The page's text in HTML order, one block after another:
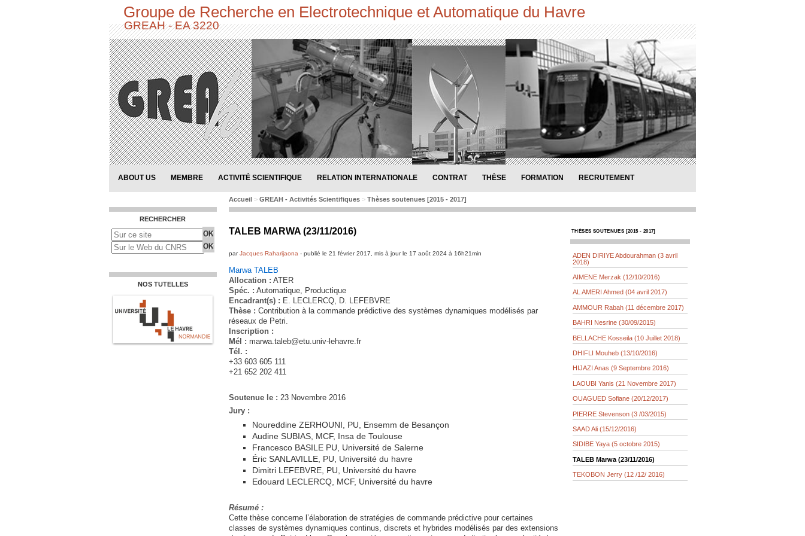
Groupe de Recherche en Electrotechnique et Automatique du Havre
GREAH - EA 3220
ABOUT US MEMBRE ACTIVITÉ SCIENTIFIQUE RELATION INTERNATIONALE CONTRAT THÈSE FORMATION RECRUTEMENT
RECHERCHER
NOS TUTELLES
Accueil > GREAH - Activités Scientifiques > Thèses soutenues [2015 - 2017]
TALEB MARWA (23/11/2016)
parJacques Raharijaona - publié le 21 février 2017 mis à jour le 17 août 2024 à 16h21min
Marwa TALEB
Allocation : ATER
Spéc. : Automatique, Productique
Encadrant(s) : E. LECLERCQ, D. LEFEBVRE
Thèse : Contribution à la commande prédictive des systèmes dynamiques modélisés par
réseaux de Petri.
Inscription :
Mél : marwa.taleb@etu.univ-lehavre.fr
Tél. :
+33 603 605 111
+21 652 202 411
Soutenue le : 23 Novembre 2016
Jury :
Noureddine ZERHOUNI, PU, Ensemm de Besançon
Audine SUBIAS, MCF, Insa de Toulouse
Francesco BASILE PU, Université de Salerne
Éric SANLAVILLE, PU, Université du havre
Dimitri LEFEBVRE, PU, Université du havre
Edouard LECLERCQ, MCF, Université du havre
Résumé :
Cette thèse concerne l’élaboration de stratégies de commande prédictive pour certaines
classes de systèmes dynamiques continus, discrets et hybrides modélisés par des extensions
THÈSES SOUTENUES [2015 - 2017]
ADEN DIRIYE Abdourahman (3 avril
2018)
AIMENE Merzak (12/10/2016)
AL AMERI Ahmed (04 avril 2017)
AMMOUR Rabah (11 décembre 2017)
BAHRI Nesrine (30/09/2015)
BELLACHE Kosseila (10 Juillet 2018)
DHIFLI Mouheb (13/10/2016)
HIJAZI Anas (9 Septembre 2016)
LAOUBI Yanis (21 Novembre 2017)
OUAGUED Sofiane (20/12/2017)
PIERRE Stevenson (3 /03/2015)
SAAD Ali (15/12/2016)
SIDIBE Yaya (5 octobre 2015)
TALEB Marwa (23/11/2016)
TEKOBON Jerry (12 /12/ 2016)